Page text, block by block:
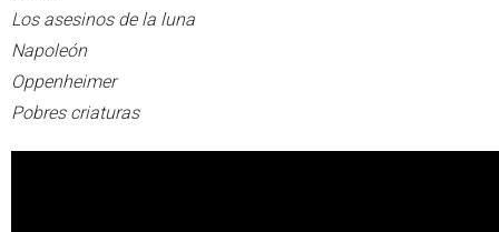
Los asesinos de la luna
Napoleón
Oppenheimer
Pobres criaturas